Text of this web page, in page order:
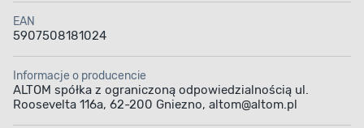
EAN
5907508181024
Informacje o producencie
ALTOM spółka z ograniczoną odpowiedzialnością ul.
Roosevelta 116a, 62-200 Gniezno, altom@altom.pl